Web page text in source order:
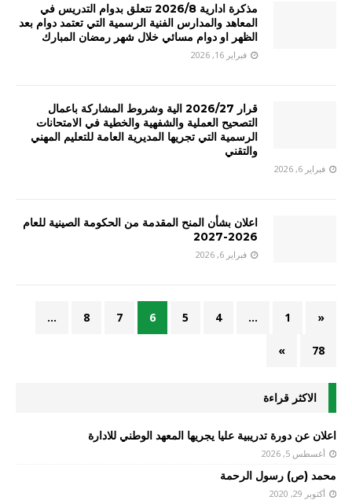
مذكرة ادارية 2026/8 تتعلق بدوام التدريس في
المعاهد والمدارس الفنية الرسمية التي تعتمد دوام بعد
الظهر او دوام مسائي خلال شهر رمضان المبارك
فبراير 16, 2026
قرار 2026/27 الية وشروط المشاركة باعمال
التصحيح العملية والشفهية والخطية في الامتحانات
الرسمية التي تجريها المديرية العامة للتعليم المهني
والتقني
فبراير 6, 2026
اعلان بشأن المنح المقدمة من الحكومة الصينية للعام
2026-2027
فبراير 6, 2026
«
1
…
4
5
6
7
8
…
78
»
الاكثر قراءة
اعلان عن دورة تدريبية عليا يجريها المعهد الوطني للادارة
أغسطس 5, 2026
محمد (ص) رسول الرحمة
أكتوبر 29, 2020